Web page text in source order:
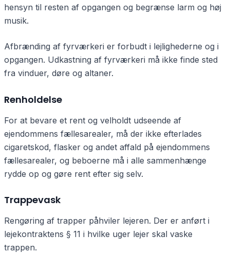
hensyn til resten af opgangen og begrænse larm og høj
musik.
Afbrænding af fyrværkeri er forbudt i lejlighederne og i
opgangen. Udkastning af fyrværkeri må ikke finde sted
fra vinduer, døre og altaner.
Renholdelse
For at bevare et rent og velholdt udseende af
ejendommens fællesarealer, må der ikke efterlades
cigaretskod, flasker og andet affald på ejendommens
fællesarealer, og beboerne må i alle sammenhænge
rydde op og gøre rent efter sig selv.
Trappevask
Rengøring af trapper påhviler lejeren. Der er anført i
lejekontraktens § 11 i hvilke uger lejer skal vaske
trappen.